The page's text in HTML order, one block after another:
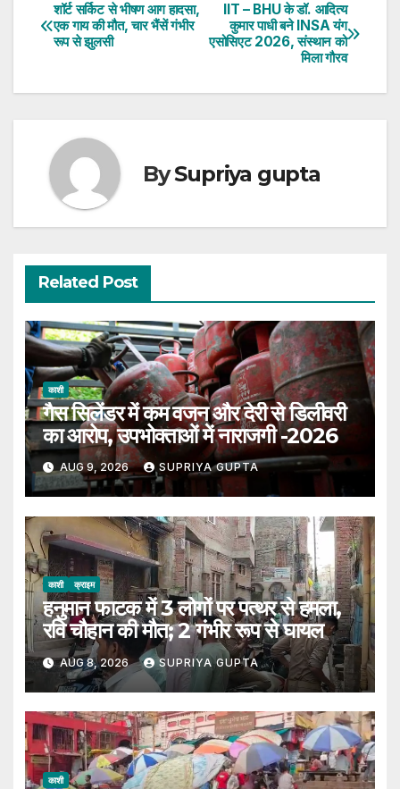
Post
navigation
IIT – BHU के डॉ. आदित्य
कुमार पाधी बने INSA यंग
एसोसिएट 2026, संस्थान को
मिला गौरव
शॉर्ट सर्किट से भीषण आग हादसा,
एक गाय की मौत, चार भैंसें गंभीर
रूप से झुलसी
BySupriya gupta
Related Post
काशी
गैस सिलेंडर में कम वजन और देरी से डिलीवरी
का आरोप, उपभोक्ताओं में नाराजगी -2026
AUG 9, 2026 SUPRIYA GUPTA
काशी क्राइम
हनुमान फाटक में 3 लोगों पर पत्थर से हमला,
रवि चौहान की मौत; 2 गंभीर रूप से घायल
AUG 8, 2026 SUPRIYA GUPTA
काशी